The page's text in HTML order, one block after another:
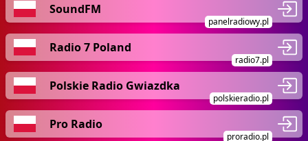
SoundFM
panelradiowy.pl
Radio 7 Poland
radio7.pl
Polskie Radio Gwiazdka
polskieradio.pl
Pro Radio
proradio.pl